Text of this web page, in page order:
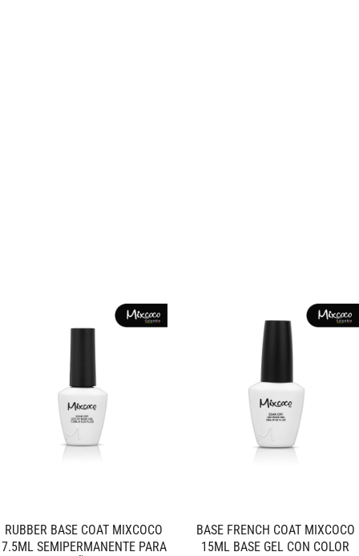
RUBBER BASE COAT MIXCOCO
7.5ML SEMIPERMANENTE PARA
BASE FRENCH COAT MIXCOCO
15ML BASE GEL CON COLOR